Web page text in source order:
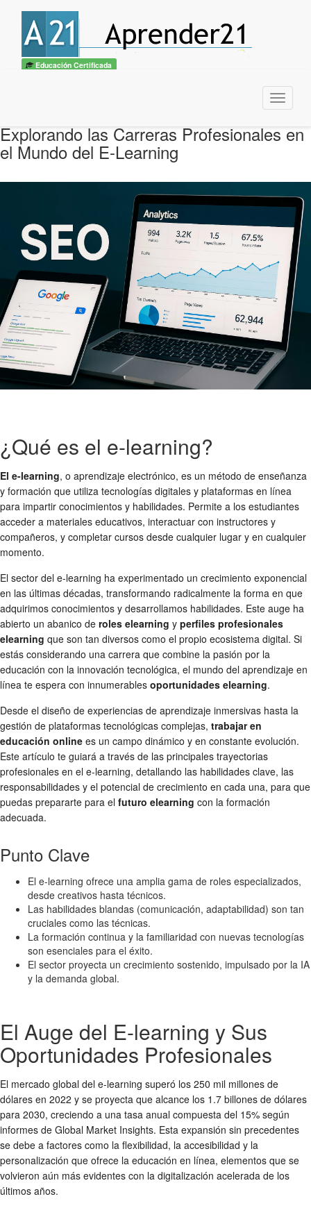
Educación Certificada
Menu
Explorando las Carreras Profesionales en
el Mundo del E-Learning
¿Qué es el e-learning?
El e-learning, o aprendizaje electrónico, es un método de enseñanza
y formación que utiliza tecnologías digitales y plataformas en línea
para impartir conocimientos y habilidades. Permite a los estudiantes
acceder a materiales educativos, interactuar con instructores y
compañeros, y completar cursos desde cualquier lugar y en cualquier
momento.
El sector del e-learning ha experimentado un crecimiento exponencial
en las últimas décadas, transformando radicalmente la forma en que
adquirimos conocimientos y desarrollamos habilidades. Este auge ha
abierto un abanico de roles elearning y perfiles profesionales
elearning que son tan diversos como el propio ecosistema digital. Si
estás considerando una carrera que combine la pasión por la
educación con la innovación tecnológica, el mundo del aprendizaje en
línea te espera con innumerables oportunidades elearning.
Desde el diseño de experiencias de aprendizaje inmersivas hasta la
gestión de plataformas tecnológicas complejas, trabajar en
educación online es un campo dinámico y en constante evolución.
Este artículo te guiará a través de las principales trayectorias
profesionales en el e-learning, detallando las habilidades clave, las
responsabilidades y el potencial de crecimiento en cada una, para que
puedas prepararte para el futuro elearning con la formación
adecuada.
Punto Clave
El e-learning ofrece una amplia gama de roles especializados,
desde creativos hasta técnicos.
Las habilidades blandas (comunicación, adaptabilidad) son tan
cruciales como las técnicas.
La formación continua y la familiaridad con nuevas tecnologías
son esenciales para el éxito.
El sector proyecta un crecimiento sostenido, impulsado por la IA
y la demanda global.
El Auge del E-learning y Sus
Oportunidades Profesionales
El mercado global del e-learning superó los 250 mil millones de
dólares en 2022 y se proyecta que alcance los 1.7 billones de dólares
para 2030, creciendo a una tasa anual compuesta del 15% según
informes de Global Market Insights. Esta expansión sin precedentes
se debe a factores como la flexibilidad, la accesibilidad y la
personalización que ofrece la educación en línea, elementos que se
volvieron aún más evidentes con la digitalización acelerada de los
últimos años.